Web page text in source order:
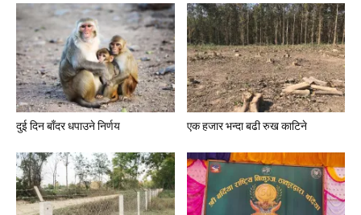
दुई दिन बाँदर धपाउने निर्णय एक हजार भन्दा बढी रुख काटिने